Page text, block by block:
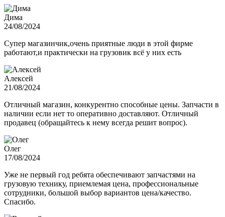
Дима
24/08/2024
Супер магазинчик,очень приятные люди в этой фирме
работают,и практически на грузовик всё у них есть
Алексей
21/08/2024
Отличный магазин, конкурентно способные цены. Запчасти в
наличии если нет то оперативно доставляют. Отличный
продавец (обращайтесь к нему всегда решит вопрос).
Олег
17/08/2024
Уже не первый год ребята обеспечивают запчастями на
грузовую технику, приемлемая цена, профессиональные
сотрудники, большой выбор вариантов цена/качество.
Спасибо.